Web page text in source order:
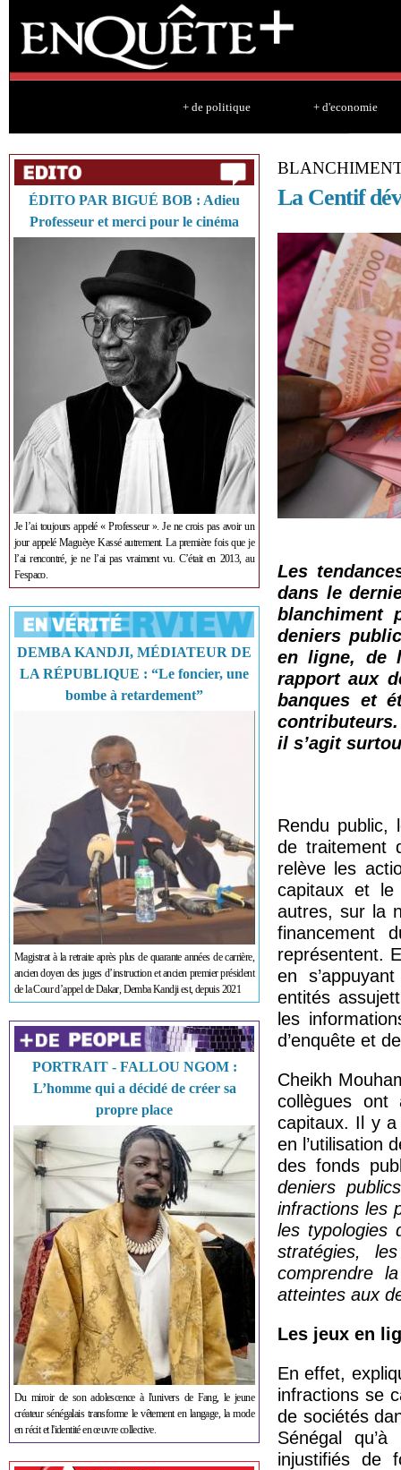
+ de politique + d'economie
ÉDITO PAR BIGUÉ BOB : Adieu
Professeur et merci pour le cinéma
Je l’ai toujours appelé « Professeur ». Je ne crois pas avoir un
jour appelé Maguèye Kassé autrement. La première fois que je
l’ai rencontré, je ne l’ai pas vraiment vu. C’était en 2013, au
Fespaco.
DEMBA KANDJI, MÉDIATEUR DE
LA RÉPUBLIQUE : “Le foncier, une
bombe à retardement”
Magistrat à la retraite après plus de quarante années de carrière,
ancien doyen des juges d’instruction et ancien premier président
de la Cour d’appel de Dakar, Demba Kandji est, depuis 2021
PORTRAIT - FALLOU NGOM :
L’homme qui a décidé de créer sa
propre place
Du miroir de son adolescence à l'univers de Fang, le jeune
créateur sénégalais transforme le vêtement en langage, la mode
en récit et l'identité en œuvre collective.
La Centif
Les
dans le
blanchiment
deniers
en ligne, de
rapport aux
banques et
il s’agit
Rendu public,
de traitement
relève les
capitaux et le
autres, sur la
financement
représentent.
en
entités
les
d’enquête et
Cheikh
collègues ont
capitaux. Il y a
en l’utilisation
des fonds
deniers
infractions les
les typologies
stratégies,
comprendre
atteintes aux
Les jeux en
En effet,
infractions se
de sociétés
Sénégal
injustifiés de